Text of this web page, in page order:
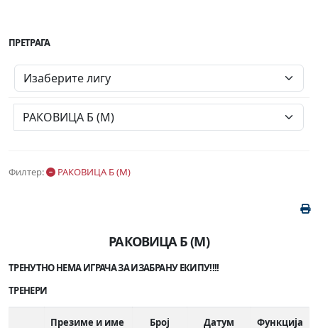
Филтер: РАКОВИЦА Б (М)
РАКОВИЦА Б (М)
ТРЕНУТНО НЕМА ИГРАЧА ЗА ИЗАБРАНУ ЕКИПУ!!!!
ТРЕНЕРИ
Презиме и име
Број
Датум
Функција
ПРЕТРАГА